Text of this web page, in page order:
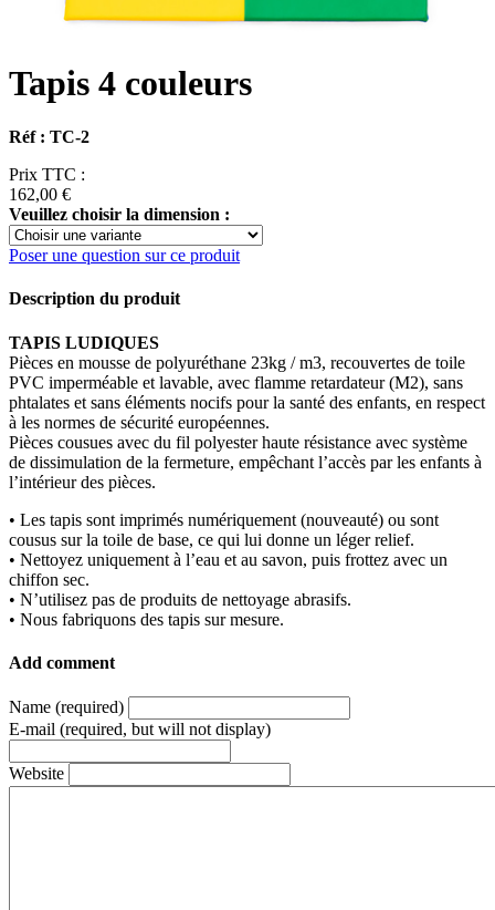
Tapis 4 couleurs
Réf : TC-2
Prix TTC :
162,00 €
Veuillez choisir la dimension :
Poser une question sur ce produit
Description du produit
TAPIS LUDIQUES
Pièces en mousse de polyuréthane 23kg / m3, recouvertes de toile
PVC imperméable et lavable, avec flamme retardateur (M2), sans
phtalates et sans éléments nocifs pour la santé des enfants, en respect
à les normes de sécurité européennes.
Pièces cousues avec du fil polyester haute résistance avec système
de dissimulation de la fermeture, empêchant l’accès par les enfants à
l’intérieur des pièces.
• Les tapis sont imprimés numériquement (nouveauté) ou sont
cousus sur la toile de base, ce qui lui donne un léger relief.
• Nettoyez uniquement à l’eau et au savon, puis frottez avec un
chiffon sec.
• N’utilisez pas de produits de nettoyage abrasifs.
• Nous fabriquons des tapis sur mesure.
Add comment
Name (required)
E-mail (required, but will not display)
Website